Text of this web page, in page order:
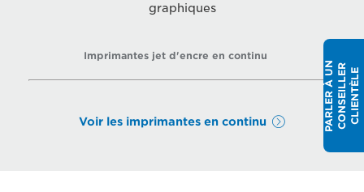
graphiques
Imprimantes jet d'encre en continu
Voir les imprimantes en continu P
A
R
L
E
R
À U
N
C
O
N
S
E
I
L
L
ER
C
L
I
E
N
T
È
L E